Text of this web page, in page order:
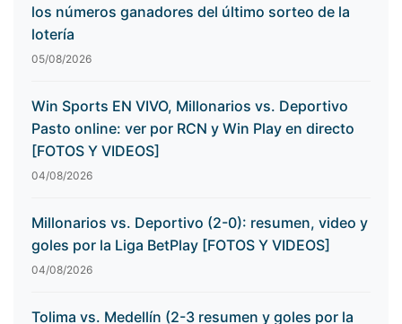
los números ganadores del último sorteo de la
lotería
05/08/2026
Win Sports EN VIVO, Millonarios vs. Deportivo
Pasto online: ver por RCN y Win Play en directo
[FOTOS Y VIDEOS]
04/08/2026
Millonarios vs. Deportivo (2-0): resumen, video y
goles por la Liga BetPlay [FOTOS Y VIDEOS]
04/08/2026
Tolima vs. Medellín (2-3 resumen y goles por la